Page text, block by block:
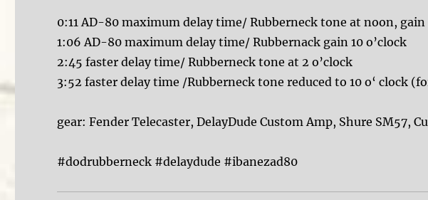
0:11 AD-80 maximum delay time/ Rubberneck tone at noon, gain
1:06 AD-80 maximum delay time/ Rubbernack gain 10 o’clock
2:45 faster delay time/ Rubberneck tone at 2 o’clock
3:52 faster delay time /Rubberneck tone reduced to 10 o‘ clock
gear: Fender Telecaster, DelayDude Custom Amp, Shure SM57,
#dodrubberneck #delaydude #ibanezad80